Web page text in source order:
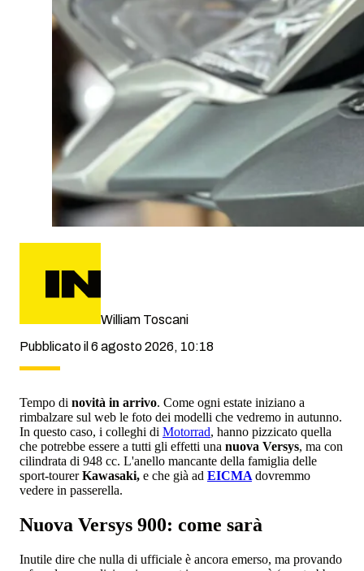
William Toscani
Pubblicato il 6 agosto 2026, 10:18
Tempo di novità in arrivo. Come ogni estate iniziano a
rimbalzare sul web le foto dei modelli che vedremo in autunno.
In questo caso, i colleghi di Motorrad, hanno pizzicato quella
che potrebbe essere a tutti gli effetti una nuova Versys, ma con
cilindrata di 948 cc. L'anello mancante della famiglia delle
sport-tourerKawasaki, e che già ad EICMA dovremmo
vedere in passerella.
Nuova Versys 900: come sarà
Inutile dire che nulla di ufficiale è ancora emerso, ma provando